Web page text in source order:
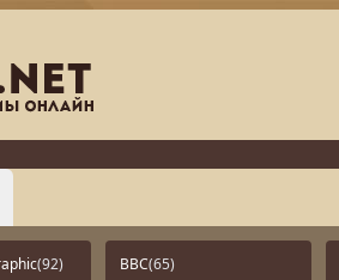
(92) BBC(65)